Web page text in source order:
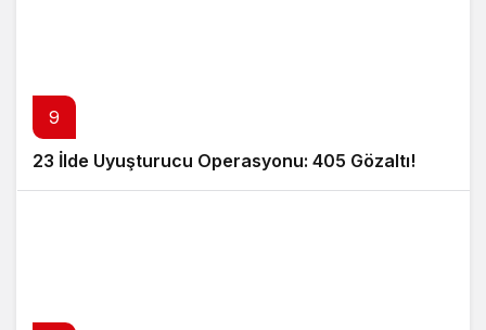
9
23 İlde Uyuşturucu Operasyonu: 405 Gözaltı!